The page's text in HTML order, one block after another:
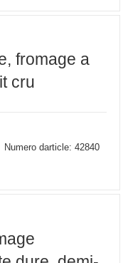
fromage a
cru
Numero darticle: 42840